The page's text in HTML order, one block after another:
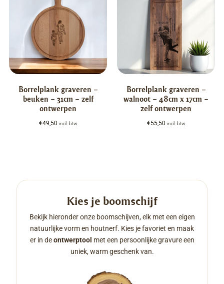
Borrelplank graveren –
beuken – 31cm – zelf
ontwerpen
€49,50 incl. btw
Borrelplank graveren –
walnoot – 48cm x 17cm –
zelf ontwerpen
€55,50 incl. btw
Kies je boomschijf
Bekijk hieronder onze boomschijven, elk met een eigen
natuurlijke vorm en houtnerf. Kies je favoriet en maak
er in deontwerptool met een persoonlijke gravure een
uniek, warm geschenk van.